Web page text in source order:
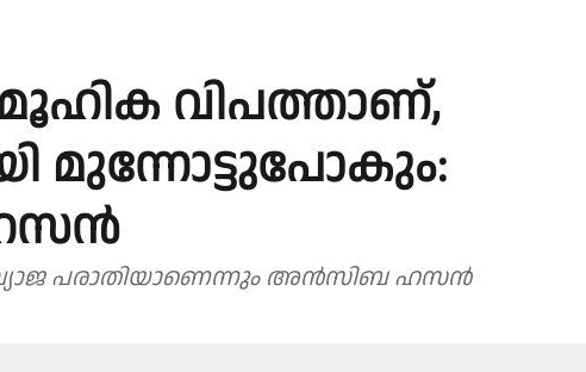
വിപത്താണ്,
മുന്നോട്ടുപോകും:
പരാതിയാണെന്നും അൻസിബ ഹസൻ